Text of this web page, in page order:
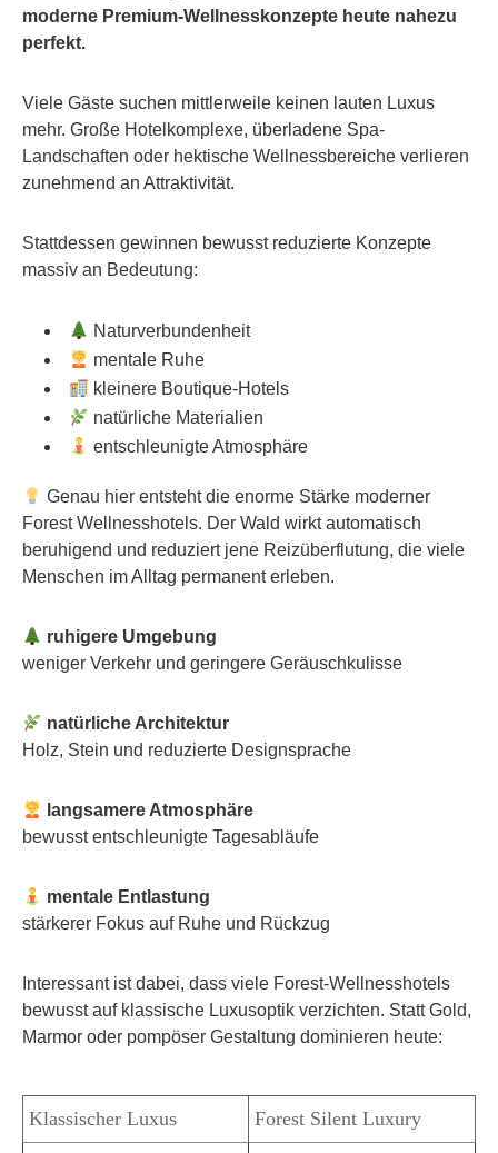
moderne Premium-Wellnesskonzepte heute nahezu
perfekt.
Viele Gäste suchen mittlerweile keinen lauten Luxus
mehr. Große Hotelkomplexe, überladene Spa-
Landschaften oder hektische Wellnessbereiche verlieren
zunehmend an Attraktivität.
Stattdessen gewinnen bewusst reduzierte Konzepte
massiv an Bedeutung:
Naturverbundenheit
mentale Ruhe
kleinere Boutique-Hotels
natürliche Materialien
entschleunigte Atmosphäre
Genau hier entsteht die enorme Stärke moderner
Forest Wellnesshotels. Der Wald wirkt automatisch
beruhigend und reduziert jene Reizüberflutung, die viele
Menschen im Alltag permanent erleben.
ruhigere Umgebung
weniger Verkehr und geringere Geräuschkulisse
natürliche Architektur
Holz, Stein und reduzierte Designsprache
langsamere Atmosphäre
bewusst entschleunigte Tagesabläufe
mentale Entlastung
stärkerer Fokus auf Ruhe und Rückzug
Interessant ist dabei, dass viele Forest-Wellnesshotels
bewusst auf klassische Luxusoptik verzichten. Statt Gold,
Marmor oder pompöser Gestaltung dominieren heute:
Klassischer Luxus Forest Silent Luxury